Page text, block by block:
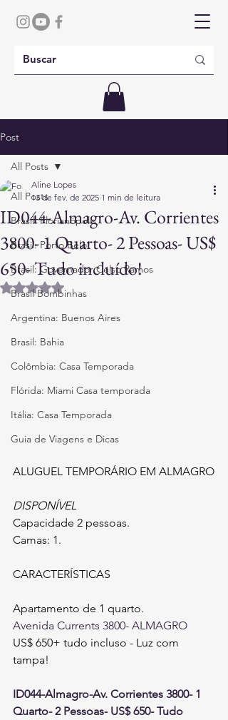
Post
All Posts
Brasil: Florianópolis
Brasil: Porto Belo
Brasil: Governador Celso Ramos
Brasil Bombinhas
Argentina: Buenos Aires
Brasil: Bahia
Colômbia: Casa Temporada
Flórida: Miami Casa temporada
Itália: Casa Temporada
Guia de Viagens e Dicas
All Posts
ID044-Almagro-Av. Corrientes
3800- 1 Quarto- 2 Pessoas- US$
650- Tudo incluído!
Aline Lopes
13 de fev. de 2025 1 min de leitura
Avaliado com NaN de 5 estrelas.
ALUGUEL TEMPORÁRIO EM ALMAGRO
DISPONÍVEL
Capacidade 2 pessoas.
Camas: 1.
CARACTERÍSTICAS
Apartamento de 1 quarto.
Avenida Currents 3800- ALMAGRO
US$ 650+ tudo incluso - Luz com
tampa!
ID044-Almagro-Av. Corrientes 3800- 1
Quarto- 2 Pessoas- US$ 650- Tudo